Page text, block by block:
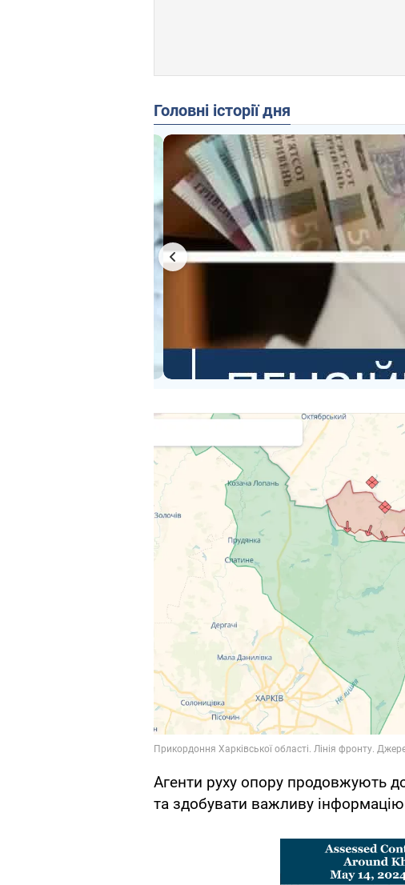
Головні історії дня
Агенти руху опору продовжують
та здобувати важливу інформацію